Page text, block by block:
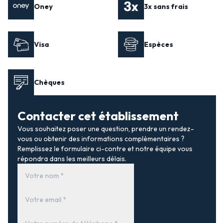
Oney 3x sans frais
Visa Espèces
Chèques
Contacter cet établissement
Vous souhaitez poser une question, prendre un rendez-
vous ou obtenir des informations complémentaires ?
Remplissez le formulaire ci-contre et notre équipe vous
répondra dans les meilleurs délais.